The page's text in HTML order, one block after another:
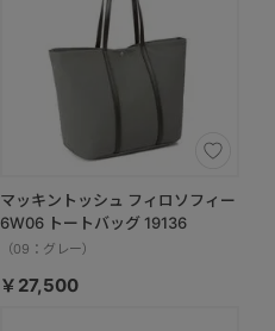
マッキントッシュ フィロソフィー
6W06 トートバッグ 19136
（09：グレー）
￥27,500